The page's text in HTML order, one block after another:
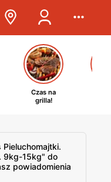
Czas na
grilla!
9kg-15kg" do
powiadomienia